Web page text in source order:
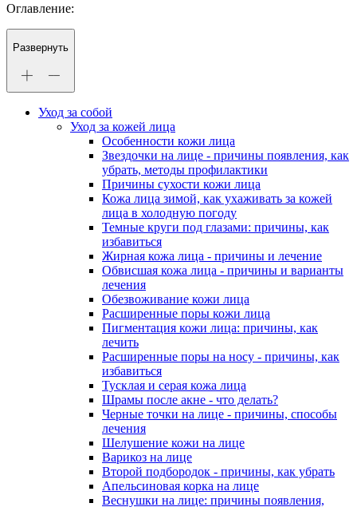
Оглавление:
Развернуть
Уход за собой
Уход за кожей лица
Особенности кожи лица
Звездочки на лице - причины появления, как
убрать, методы профилактики
Причины сухости кожи лица
Кожа лица зимой, как ухаживать за кожей
лица в холодную погоду
Темные круги под глазами: причины, как
избавиться
Жирная кожа лица - причины и лечение
Обвисшая кожа лица - причины и варианты
лечения
Обезвоживание кожи лица
Расширенные поры кожи лица
Пигментация кожи лица: причины, как
лечить
Расширенные поры на носу - причины, как
избавиться
Тусклая и серая кожа лица
Шрамы после акне - что делать?
Черные точки на лице - причины, способы
лечения
Шелушение кожи на лице
Варикоз на лице
Второй подбородок - причины, как убрать
Апельсиновая корка на лице
Веснушки на лице: причины появления,